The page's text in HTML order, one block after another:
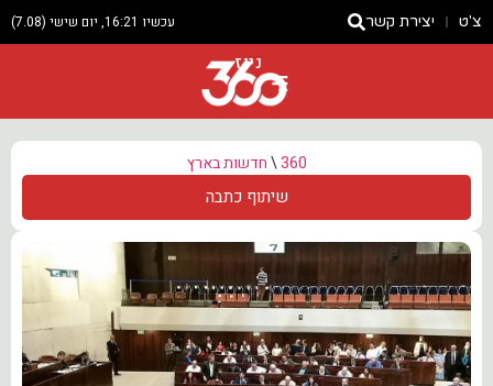
צ'ט יצירת קשר עכשיו 16:21, יום שישי (7.08)
ניוז
360
\חדשות בארץ
שיתוף כתבה